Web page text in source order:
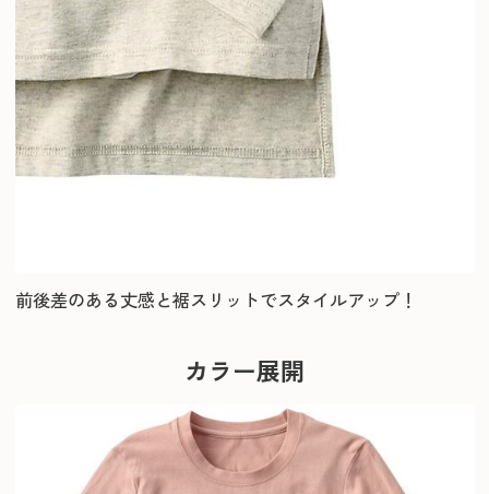
前後差のある丈感と裾スリットでスタイルアップ！
カラー展開